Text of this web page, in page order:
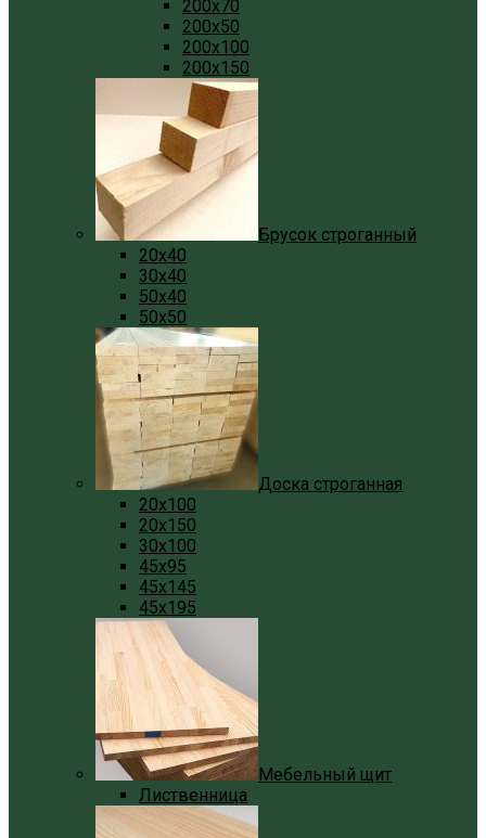
200x70
200x50
200x100
200x150
Брусок строганный
20x40
30x40
50x40
50x50
Доска строганная
20x100
20x150
30x100
45x95
45x145
45x195
Мебельный щит
Лиственница